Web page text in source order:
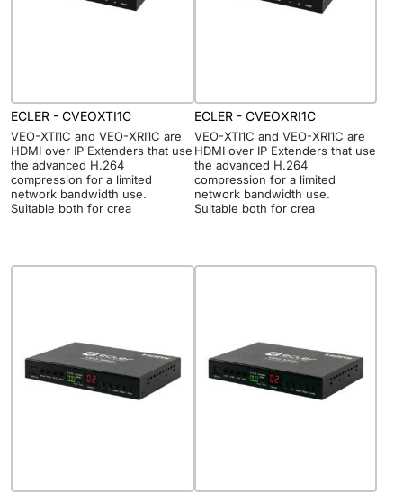
ECLER - CVEOXTI1C
VEO-XTI1C and VEO-XRI1C are
HDMI over IP Extenders that use
the advanced H.264
compression for a limited
network bandwidth use.
Suitable both for crea
ECLER - CVEOXRI1C
VEO-XTI1C and VEO-XRI1C are
HDMI over IP Extenders that use
the advanced H.264
compression for a limited
network bandwidth use.
Suitable both for crea